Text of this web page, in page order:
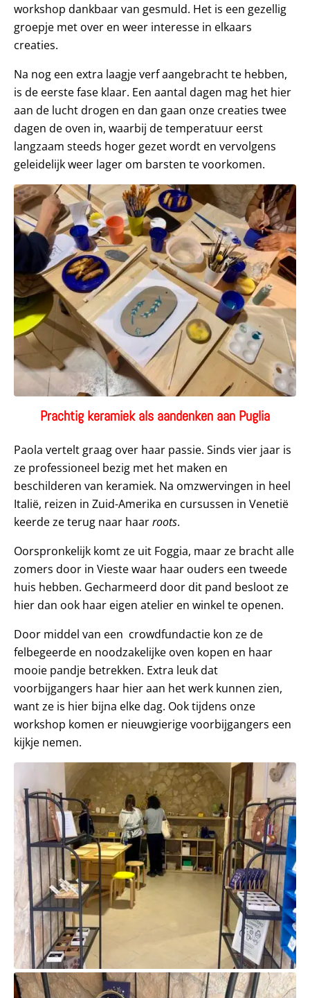
workshop dankbaar van gesmuld. Het is een gezellig
groepje met over en weer interesse in elkaars
creaties.
Na nog een extra laagje verf aangebracht te hebben,
is de eerste fase klaar. Een aantal dagen mag het hier
aan de lucht drogen en dan gaan onze creaties twee
dagen de oven in, waarbij de temperatuur eerst
langzaam steeds hoger gezet wordt en vervolgens
geleidelijk weer lager om barsten te voorkomen.
Prachtig keramiek als aandenken aan Puglia
Paola vertelt graag over haar passie. Sinds vier jaar is
ze professioneel bezig met het maken en
beschilderen van keramiek. Na omzwervingen in heel
Italië, reizen in Zuid-Amerika en cursussen in Venetië
keerde ze terug naar haarroots.
Oorspronkelijk komt ze uit Foggia, maar ze bracht alle
zomers door in Vieste waar haar ouders een tweede
huis hebben. Gecharmeerd door dit pand besloot ze
hier dan ook haar eigen atelier en winkel te openen.
Door middel van een crowdfundactie kon ze de
felbegeerde en noodzakelijke oven kopen en haar
mooie pandje betrekken. Extra leuk dat
voorbijgangers haar hier aan het werk kunnen zien,
want ze is hier bijna elke dag. Ook tijdens onze
workshop komen er nieuwgierige voorbijgangers een
kijkje nemen.